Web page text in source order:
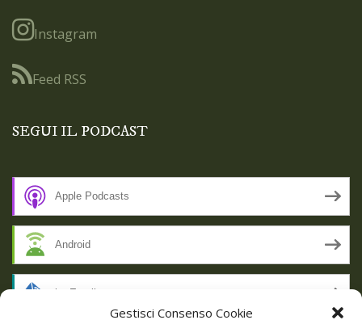
Gestisci Consenso Cookie
Instagram
Feed RSS
SEGUI IL PODCAST
Apple Podcasts
Android
by Email